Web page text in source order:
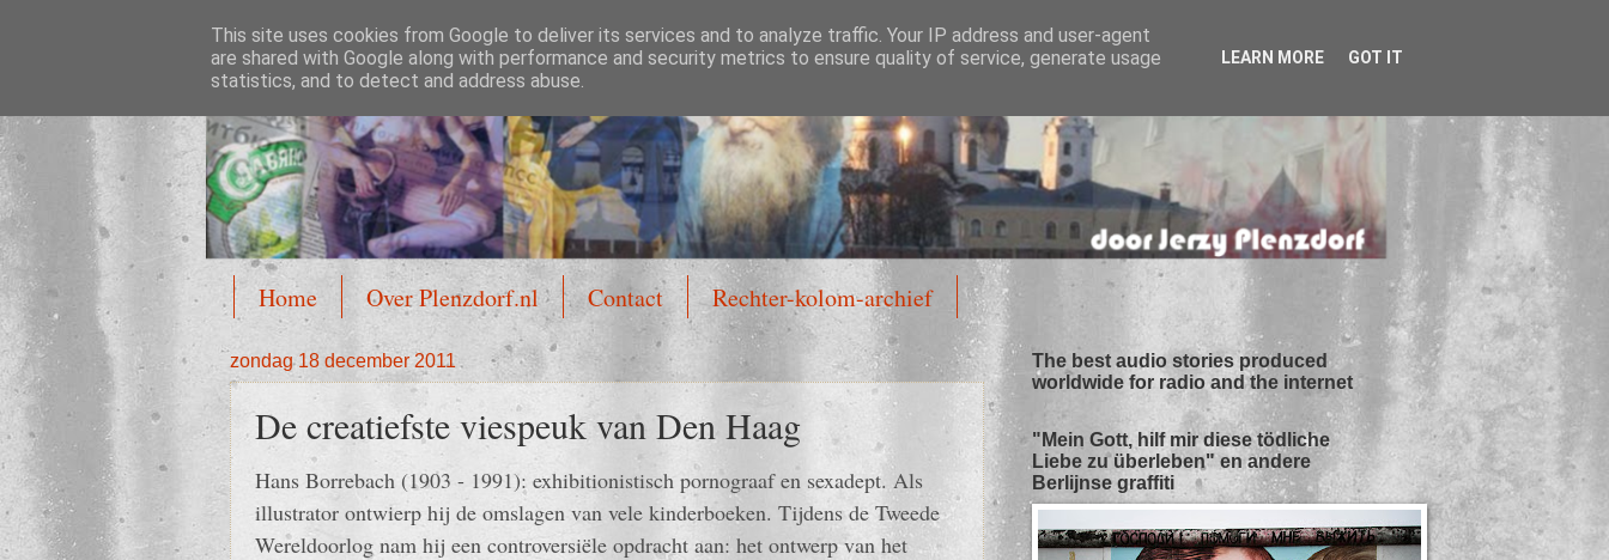
Plenzdorf.nl
Home Over Plenzdorf.nl Contact Rechter-kolom-archief
zondag 18 december 2011
De creatiefste viespeuk van Den Haag
Hans Borrebach (1903 - 1991): exhibitionistisch pornograaf en sexadept. Als
illustrator ontwierp hij de omslagen van vele kinderboeken. Tijdens de Tweede
Wereldoorlog nam hij een controversiële opdracht aan: het ontwerp van het
The best audio stories produced
worldwide for radio and the internet
"Mein Gott, hilf mir diese tödliche
Liebe zu überleben" en andere
Berlijnse graffiti
This site uses cookies from Google to deliver its services and to analyze traffic. Your IP address and user-agent
are shared with Google along with performance and security metrics to ensure quality of service, generate usage
statistics, and to detect and address abuse.
LEARN MORE GOT IT